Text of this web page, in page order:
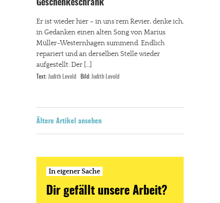
Geschenkeschrank
Er ist wieder hier – in uns´rem Revier, denke ich,
in Gedanken einen alten Song von Marius
Müller-Westernhagen summend. Endlich
repariert und an derselben Stelle wieder
aufgestellt: Der […]
Text: Judith Levold Bild: Judith Levold
Ältere Artikel ansehen
In eigener Sache
Dir gefällt unsere Arbeit?